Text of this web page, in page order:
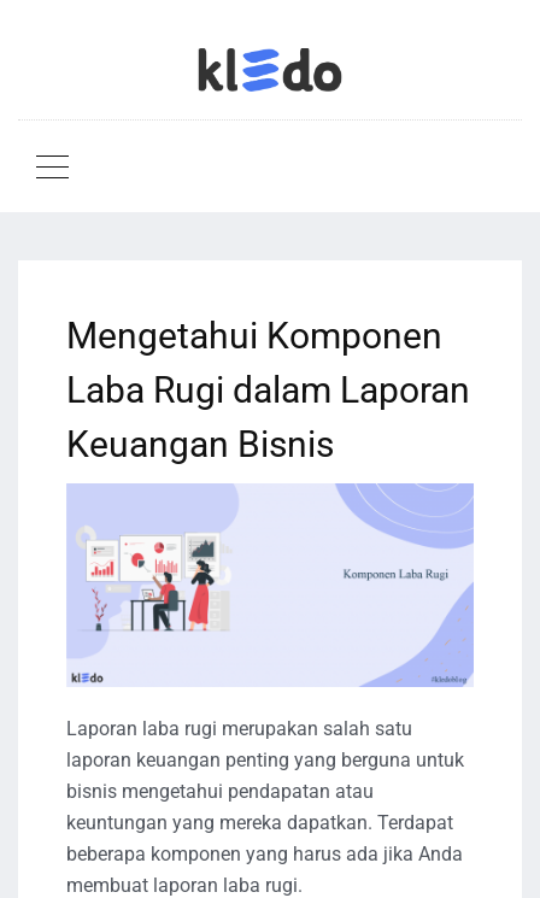
Mengetahui Komponen
Laba Rugi dalam Laporan
Keuangan Bisnis
Laporan laba rugi merupakan salah satu
laporan keuangan penting yang berguna untuk
bisnis mengetahui pendapatan atau
keuntungan yang mereka dapatkan. Terdapat
beberapa komponen yang harus ada jika Anda
membuat laporan laba rugi.